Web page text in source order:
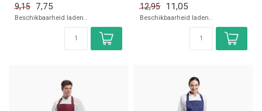
voor in...
9,15 7,75
Beschikbaarheid laden..
voor in...
12,95 11,05
Beschikbaarheid laden..